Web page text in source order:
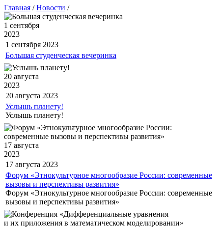
Главная /Новости /
1 сентября
2023
1 сентября 2023
Большая студенческая вечеринка
20 августа
2023
20 августа 2023
Услышь планету!
Услышь планету!
17 августа
2023
17 августа 2023
Форум «Этнокультурное многообразие России: современные
вызовы и перспективы развития»
Форум «Этнокультурное многообразие России: современные
вызовы и перспективы развития»